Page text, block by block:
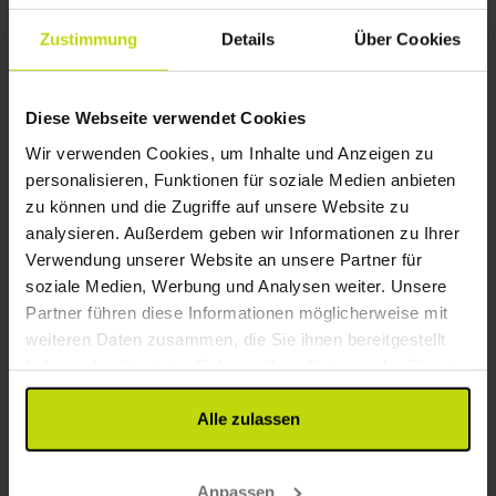
Zustimmung Details Über Cookies
Diese Webseite verwendet Cookies
Wir verwenden Cookies, um Inhalte und Anzeigen zu
personalisieren, Funktionen für soziale Medien anbieten
zu können und die Zugriffe auf unsere Website zu
analysieren. Außerdem geben wir Informationen zu Ihrer
Verwendung unserer Website an unsere Partner für
soziale Medien, Werbung und Analysen weiter. Unsere
Partner führen diese Informationen möglicherweise mit
weiteren Daten zusammen, die Sie ihnen bereitgestellt
gesammelt haben.
Alle zulassen
Anpassen
Nacht mit köstlichem Frühstück
1 Glas Wein/Bier an der Bar
∞ Gratis Parken
Alles sehen, was enthalten ist
Aug p. P.91,- Sep p. P.91,- Okt
Mehr anzeigen
Sparen bis zu 23%